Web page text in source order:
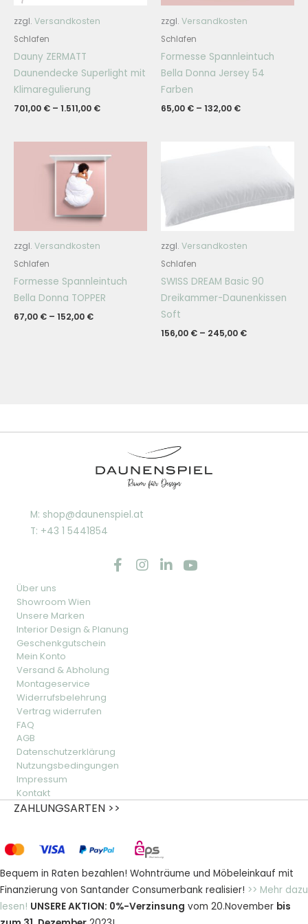
zzgl. Versandkosten
Schlafen
Dauny ZERMATT
Daunendecke Superlight mit
Klimaregulierung
701,00 € – 1.511,00 €
zzgl. Versandkosten
Schlafen
Formesse Spannleintuch
Bella Donna Jersey 54
Farben
65,00 € – 132,00 €
zzgl. Versandkosten
Schlafen
Formesse Spannleintuch
Bella Donna TOPPER
67,00 € – 152,00 €
zzgl. Versandkosten
Schlafen
SWISS DREAM Basic 90
Dreikammer-Daunenkissen
Soft
156,00 € – 245,00 €
M: shop@daunenspiel.at
T: +43 1 5441854
Über uns
Showroom Wien
Unsere Marken
Interior Design & Planung
Geschenkgutschein
Mein Konto
Versand & Abholung
Montageservice
Widerrufsbelehrung
Vertrag widerrufen
FAQ
AGB
Datenschutzerklärung
Nutzungsbedingungen
Impressum
Kontakt
ZAHLUNGSARTEN >>
Bequem in Raten bezahlen! Wohnträume und Möbeleinkauf mit
Finanzierung von Santander Consumerbank realisier! >> Mehr dazu
lesen! UNSERE AKTION: 0%-Verzinsung vom 20.November bis